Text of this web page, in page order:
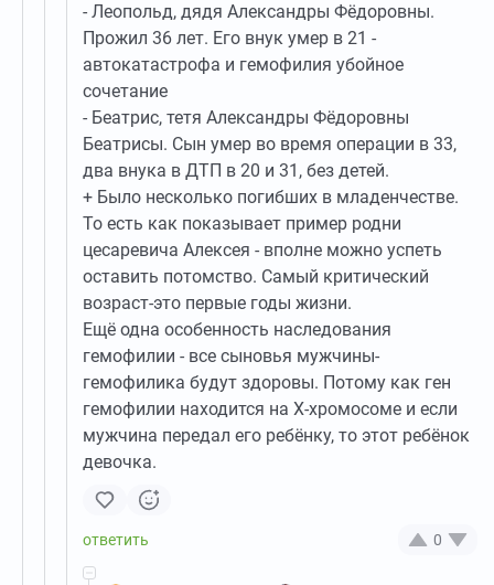
- Леопольд, дядя Александры Фёдоровны.
Прожил 36 лет. Его внук умер в 21 -
автокатастрофа и гемофилия убойное
сочетание
- Беатрис, тетя Александры Фёдоровны
Беатрисы. Сын умер во время операции в 33,
два внука в ДТП в 20 и 31, без детей.
+ Было несколько погибших в младенчестве.
То есть как показывает пример родни
цесаревича Алексея - вполне можно успеть
оставить потомство. Самый критический
возраст-это первые годы жизни.
Ещё одна особенность наследования
гемофилии - все сыновья мужчины-
гемофилика будут здоровы. Потому как ген
гемофилии находится на Х-хромосоме и если
мужчина передал его ребёнку, то этот ребёнок
девочка.
0